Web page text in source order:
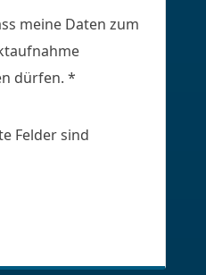
meine Daten zum
dürfen. *
Felder sind